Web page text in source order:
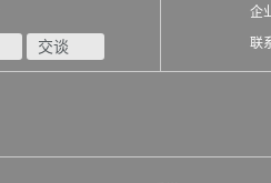
交谈
企
联